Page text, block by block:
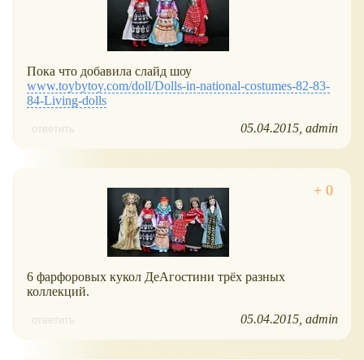
Пока что добавила слайд шоу
www.toybytoy.com/doll/Dolls-in-national-costumes-82-83-
84-Living-dolls
ответить 05.04.2015 admin
6 фарфоровых кукол ДеАгостини трёх разных
коллекций.
ответить 05.04.2015 admin